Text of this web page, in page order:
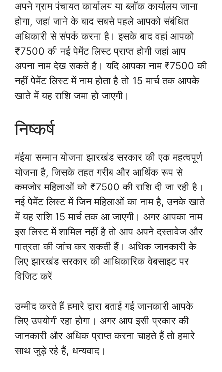
अपने ग्राम पंचायत कार्यालय या ब्लॉक कार्यालय जाना
होगा, जहां जाने के बाद सबसे पहले आपको संबंधित
अधिकारी से संपर्क करना है। इसके बाद वहां आपको
₹7500 की नई पेमेंट लिस्ट प्राप्त होगी जहां आप
अपना नाम देख सकते हैं। यदि आपका नाम ₹7500 की
नहीं पेमेंट लिस्ट में नाम होता है तो 15 मार्च तक आपके
खाते में यह राशि जमा हो जाएगी।
निष्कर्ष
मंईया सम्मान योजना झारखंड सरकार की एक महत्वपूर्ण
योजना है, जिसके तहत गरीब और आर्थिक रूप से
कमजोर महिलाओं को ₹7500 की राशि दी जा रही है।
नई पेमेंट लिस्ट में जिन महिलाओं का नाम है, उनके खाते
में यह राशि 15 मार्च तक आ जाएगी। अगर आपका नाम
इस लिस्ट में शामिल नहीं है तो आप अपने दस्तावेज और
पात्रता की जांच कर सकती हैं। अधिक जानकारी के
लिए झारखंड सरकार की आधिकारिक वेबसाइट पर
विजिट करें।
उम्मीद करते हैं हमारे द्वारा बताई गई जानकारी आपके
लिए उपयोगी रहा होगा। अगर आप इसी प्रकार की
जानकारी और अधिक प्राप्त करना चाहते हैं तो हमारे
साथ जुड़े रहे हैं, धन्यवाद।